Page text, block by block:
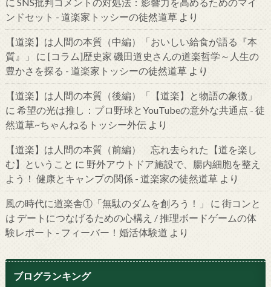
ンドセット - 道楽家トッシーの徒然道草より
【道楽】は人間の本質（中編）「おいしい給食が語る『本
質』」
に [コラム]歴史家 磯田道史さんの道楽哲学～人生の
豊かさを探る - 道楽家トッシーの徒然道草より
【道楽】は人間の本質（後編）「【道楽】と物語の象徴」
に 希望の光は推し：プロ野球とYouTubeの意外な共通点 - 徒
然道草~ちゃんねるトッシー外伝より
【道楽】は人間の本質（前編） 忘れ去られた【道を楽し
む】ということ に 野外アウトドア施設で、腸内細胞を整え
よう！ 健康とキャンプの関係 - 道楽家の徒然道草より
風の時代に道楽舎①「無駄のダムを創ろう！」 に 街コンと
は デートにつなげるための心構え / 推理ボードゲームの体
験レポート - フィーバー！婚活体験道 より
ブログランキング